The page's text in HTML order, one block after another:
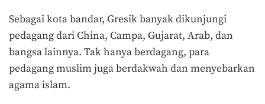
Sebagai kota bandar, Gresik banyak dikunjungi
pedagang dari China, Campa, Gujarat, Arab, dan
bangsa lainnya. Tak hanya berdagang, para
pedagang muslim juga berdakwah dan menyebarkan
agama islam.